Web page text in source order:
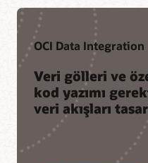
OCI Data Integration
Veri gölleri ve
kod yazımı
veri akışları